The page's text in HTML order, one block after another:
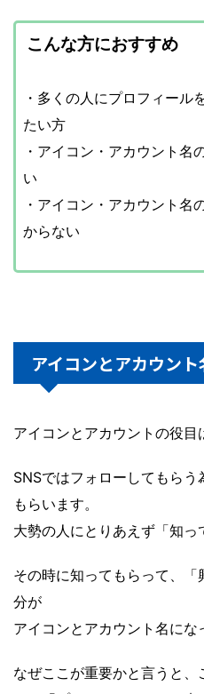
こんな方におすすめ
・多くの人にプロフィール
たい方
・アイコン・アカウント名
い
・アイコン・アカウント名
からない
アイコンとアカウン
アイコンとアカウントの役目
SNSではフォローしてもら
もらいます。
大勢の人にとりあえず「知っ
その時に知ってもらって、
分が
アイコンとアカウント名にな
なぜここが重要かと言うと